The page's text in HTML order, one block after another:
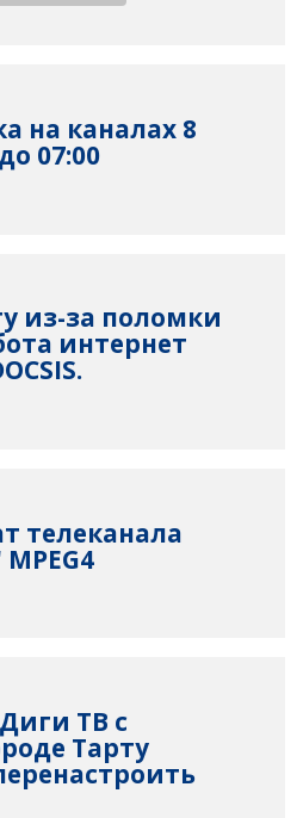
на каналах 8
07:00
из-за поломки
интернет
телеканала
ТВ с
Тарту